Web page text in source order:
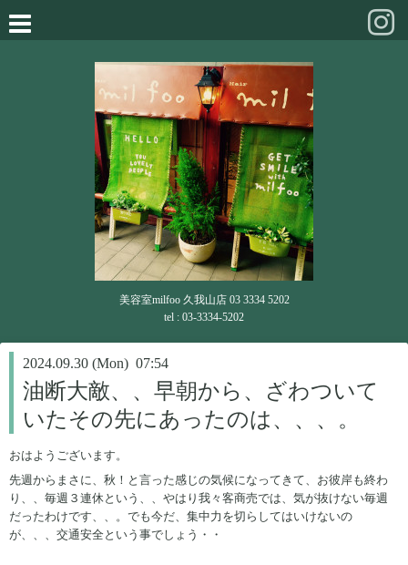
美容室milfoo 久我山店 03 3334 5202
tel : 03-3334-5202
2024.09.30 (Mon) 07:54
油断大敵、、早朝から、ざわついて
いたその先にあったのは、、、。
おはようございます。
先週からまさに、秋！と言った感じの気候になってきて、お彼岸も終わ
り、、毎週３連休という、、やはり我々客商売では、気が抜けない毎週
だったわけです、、。でも今だ、集中力を切らしてはいけないの
が、、、交通安全という事でしょう・・